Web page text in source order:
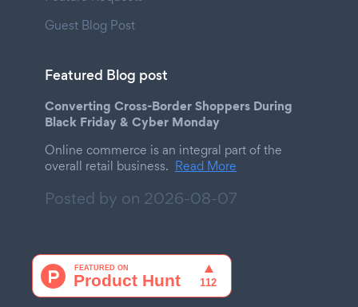
Guest Blog Post
Featured Blog post
Converting Cross-Border Shoppers During
Black Friday & Cyber Monday
Online commerce is an integral part of the
overall retail business. Read More
Posted by on 2026-08-07